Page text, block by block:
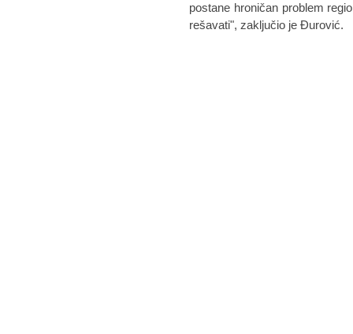
postane hroničan problem
rešavati", zaključio je Đurović.